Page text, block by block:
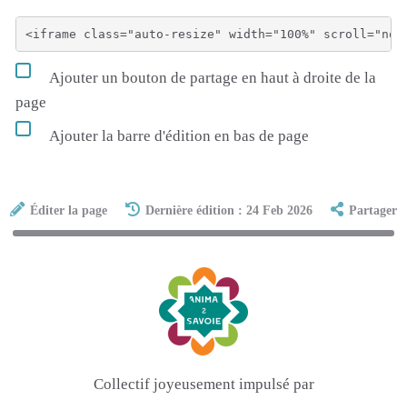
Ajouter un bouton de partage en haut à droite de la
page
Ajouter la barre d'édition en bas de page
Éditer la page Dernière édition : 24 Feb 2026 Partager
Collectif joyeusement impulsé par